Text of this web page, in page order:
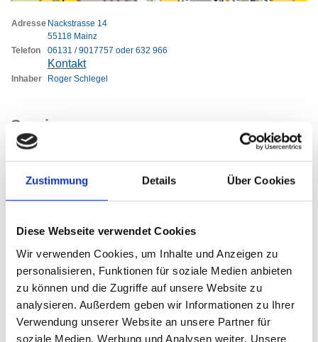
Zustimmung Details Über Cookies
Diese Webseite verwendet Cookies
Wir verwenden Cookies, um Inhalte und Anzeigen zu
personalisieren, Funktionen für soziale Medien anbieten
zu können und die Zugriffe auf unsere Website zu
analysieren. Außerdem geben wir Informationen zu Ihrer
Verwendung unserer Website an unsere Partner für
soziale Medien, Werbung und Analysen weiter. Unsere
Adresse Nackstrasse 14
55118 Mainz
Telefon
06131 / 9017757 oder 632 966
Kontakt
Inhaber Roger Schlegel
Service